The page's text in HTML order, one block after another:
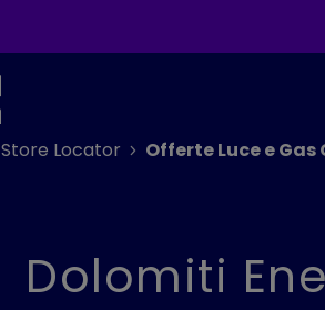
Store Locator Offerte Luce e
Dolomiti